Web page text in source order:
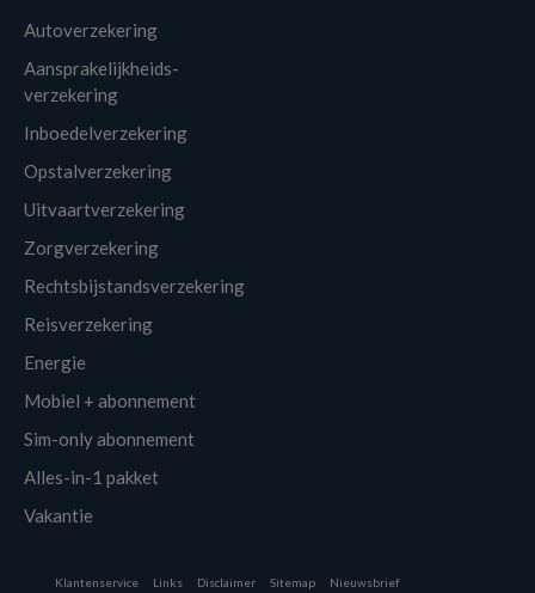
Autoverzekering
Aansprakelijkheids-
verzekering
Inboedelverzekering
Opstalverzekering
Uitvaartverzekering
Zorgverzekering
Rechtsbijstandsverzekering
Reisverzekering
Energie
Mobiel + abonnement
Sim-only abonnement
Alles-in-1 pakket
Vakantie
Klantenservice Links Disclaimer Sitemap Nieuwsbrief